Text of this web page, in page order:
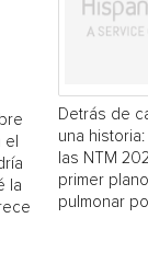
la
Detrás de
una
las NTM
primer
pulmonar